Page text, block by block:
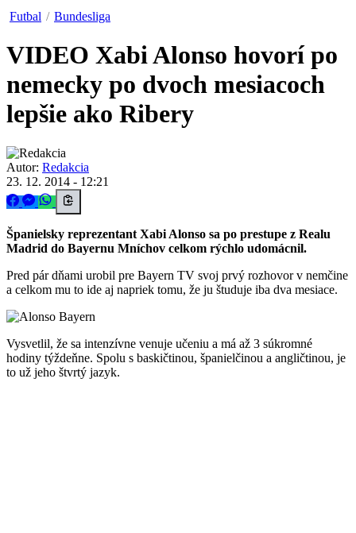
Futbal / Bundesliga
VIDEO Xabi Alonso hovorí po
nemecky po dvoch mesiacoch
lepšie ako Ribery
Autor: Redakcia
23. 12. 2014 - 12:21
Španielsky reprezentant Xabi Alonso sa po prestupe z Realu
Madrid do Bayernu Mníchov celkom rýchlo udomácnil.
Pred pár dňami urobil pre Bayern TV svoj prvý rozhovor v nemčine
a celkom mu to ide aj napriek tomu, že ju študuje iba dva mesiace.
Vysvetlil, že sa intenzívne venuje učeniu a má až 3 súkromné
hodiny týždeňne. Spolu s baskičtinou, španielčinou a angličtinou, je
to už jeho štvrtý jazyk.